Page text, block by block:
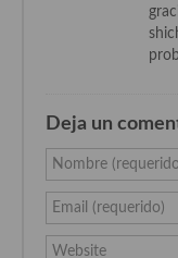
Cocina Austriaca
Cocina Belga
Cocina Britanica
Deja un
Nombre
Email (requerido)
Website